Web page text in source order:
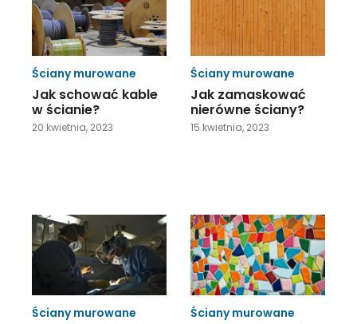
Ściany murowane
Jak schować kable
w ścianie?
20 kwietnia, 2023
Ściany murowane
Jak zamaskować
nierówne ściany?
15 kwietnia, 2023
Ściany murowane Ściany murowane